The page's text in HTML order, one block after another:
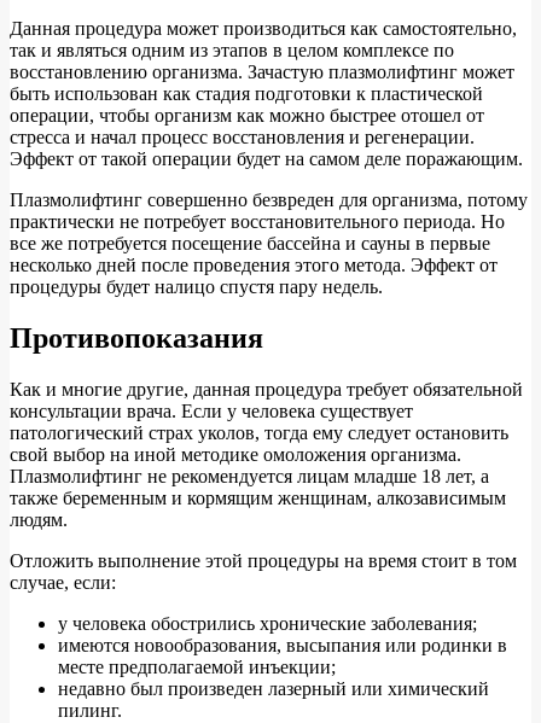
Данная процедура может производиться как самостоятельно,
так и являться одним из этапов в целом комплексе по
восстановлению организма. Зачастую плазмолифтинг может
быть использован как стадия подготовки к пластической
операции, чтобы организм как можно быстрее отошел от
стресса и начал процесс восстановления и регенерации.
Эффект от такой операции будет на самом деле поражающим.
Плазмолифтинг совершенно безвреден для организма, потому
практически не потребует восстановительного периода. Но
все же потребуется посещение бассейна и сауны в первые
несколько дней после проведения этого метода. Эффект от
процедуры будет налицо спустя пару недель.
Противопоказания
Как и многие другие, данная процедура требует обязательной
консультации врача. Если у человека существует
патологический страх уколов, тогда ему следует остановить
свой выбор на иной методике омоложения организма.
Плазмолифтинг не рекомендуется лицам младше 18 лет, а
также беременным и кормящим женщинам, алкозависимым
людям.
Отложить выполнение этой процедуры на время стоит в том
случае, если:
у человека обострились хронические заболевания;
имеются новообразования, высыпания или родинки в
месте предполагаемой инъекции;
недавно был произведен лазерный или химический
пилинг.